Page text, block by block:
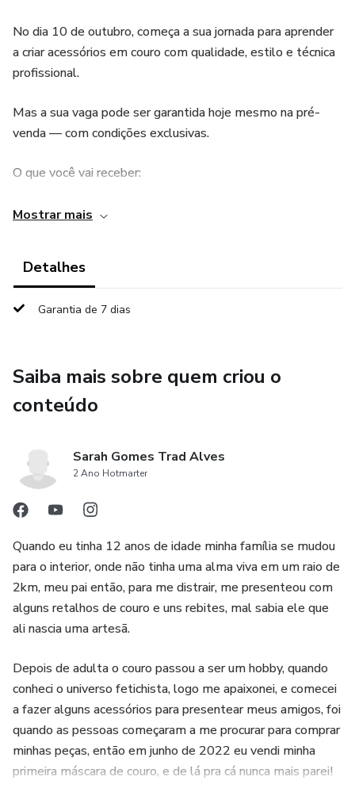
No dia 10 de outubro, começa a sua jornada para aprender
a criar acessórios em couro com qualidade, estilo e técnica
profissional.
Mas a sua vaga pode ser garantida hoje mesmo na pré-
venda — com condições exclusivas.
O que você vai receber:
12 vídeo-aulas liberadas semanalmente.
Técnicas artesanais detalhadas, desde o básico até peças
complexas.
ferramentas em casa.
🎁 Bônus da Pré-venda
Ao garantir sua vaga agora, você recebe um Planner
Exclusivo do Curso para organizar suas anotações,
acompanhar seu progresso e registrar suas criações.
acompanhar cada aula e evoluir de forma estruturada.
Pré-venda até 09/10:
✅ Preço promocional só para os primeiros.
✅ Planner exclusivo incluso como bônus.
✅ Vaga garantida antes da abertura oficial.
Mostrar mais
Detalhes
Garantia de 7 dias
Saiba mais sobre quem criou o
conteúdo
Sarah Gomes Trad Alves
2 Ano Hotmarter
Quando eu tinha 12 anos de idade minha família se mudou
para o interior, onde não tinha uma alma viva em um raio de
2km, meu pai então, para me distrair, me presenteou com
alguns retalhos de couro e uns rebites, mal sabia ele que
ali nascia uma artesã.
Depois de adulta o couro passou a ser um hobby, quando
conheci o universo fetichista, logo me apaixonei, e comecei
a fazer alguns acessórios para presentear meus amigos, foi
quando as pessoas começaram a me procurar para comprar
minhas peças, então em junho de 2022 eu vendi minha
primeira máscara de couro, e de lá pra cá nunca mais parei!